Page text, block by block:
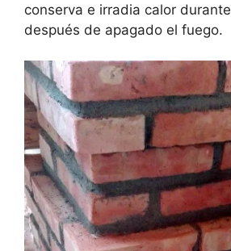
conserva e irradia calor
después de apagado el fuego.